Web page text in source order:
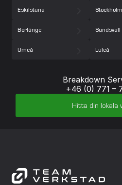
Eskilstuna Stockholm
Borlänge Sundsvall
Umeå Luleå
Hitta din lokala
Breakdown
+46 (0) 771 –